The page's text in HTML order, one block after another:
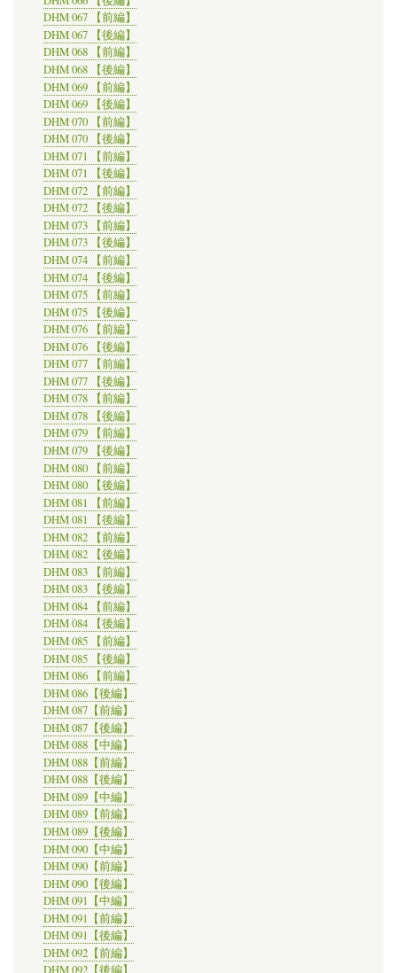
DHM 067 【前編】
DHM 067 【後編】
DHM 068 【前編】
DHM 068 【後編】
DHM 069 【前編】
DHM 069 【後編】
DHM 070 【前編】
DHM 070 【後編】
DHM 071 【前編】
DHM 071 【後編】
DHM 072 【前編】
DHM 072 【後編】
DHM 073 【前編】
DHM 073 【後編】
DHM 074 【前編】
DHM 074 【後編】
DHM 075 【前編】
DHM 075 【後編】
DHM 076 【前編】
DHM 076 【後編】
DHM 077 【前編】
DHM 077 【後編】
DHM 078 【前編】
DHM 078 【後編】
DHM 079 【前編】
DHM 079 【後編】
DHM 080 【前編】
DHM 080 【後編】
DHM 081 【前編】
DHM 081 【後編】
DHM 082 【前編】
DHM 082 【後編】
DHM 083 【前編】
DHM 083 【後編】
DHM 084 【前編】
DHM 084 【後編】
DHM 085 【前編】
DHM 085 【後編】
DHM 086 【前編】
DHM 086【後編】
DHM 087【前編】
DHM 087【後編】
DHM 088【中編】
DHM 088【前編】
DHM 088【後編】
DHM 089【中編】
DHM 089【前編】
DHM 089【後編】
DHM 090【中編】
DHM 090【前編】
DHM 090【後編】
DHM 091【中編】
DHM 091【前編】
DHM 091【後編】
DHM 092【前編】
DHM 092【後編】